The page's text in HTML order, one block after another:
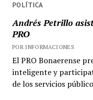
POLÍTICA
Andrés Petrillo
PRO
POR INFORMACIONES
El PRO Bonaerense
inteligente y
de los servicios